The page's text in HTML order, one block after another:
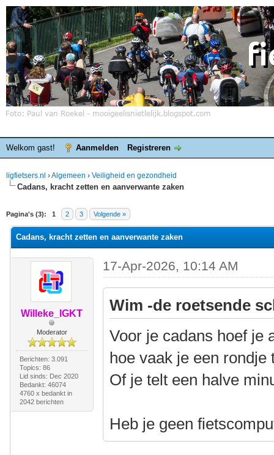
Welkom gast! Aanmelden Registreren
ligfietsers.nl ›Algemeen › Veiligheid en gezondheid
Cadans, kracht zetten en aanverwante zaken
Pagina's (3): 1 2 3 Volgende »
waardering is 0
Cadans, kracht zetten en aanverwante zaken
Willeke_IGKT
Moderator
Berichten: 3.091
Topics: 86
Lid sinds: Dec 2020
Bedankt: 46074
4760 x bedankt in
2042 berichten
17-Apr-2026, 10:14 AM
Wim -de roetsende
Voor je cadans hoef je
hoe vaak je een rondje
Of je telt een halve
Heb je geen